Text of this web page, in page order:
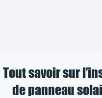
Tout savoir sur
de panneau